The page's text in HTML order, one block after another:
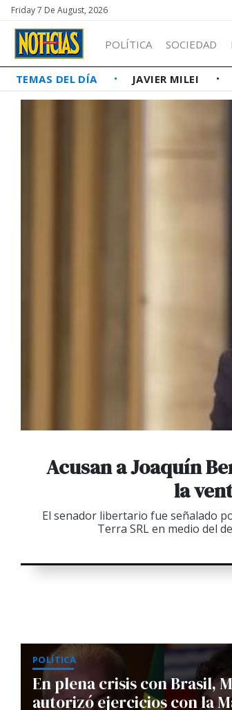
Friday 7 De August, 2026
POLÍTICA SOCIEDAD
TEMAS DEL DÍA JAVIER MILEI
Acusan a Joaquín
la
El senador libertario fue señalado
Terra SRL en medio del
POLÍTICA
En plena crisis con Brasil,
autorizó ejercicios con la